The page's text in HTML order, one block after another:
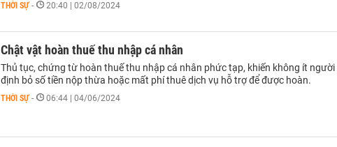
THỜI SỰ - 20:40 | 02/08/2024
Chật vật hoàn thuế thu nhập cá nhân
Thủ tục, chứng từ hoàn thuế thu nhập cá nhân phức tạp, khiến không ít người
định bỏ số tiền nộp thừa hoặc mất phí thuê dịch vụ hỗ trợ để được hoàn.
THỜI SỰ - 06:44 | 04/06/2024